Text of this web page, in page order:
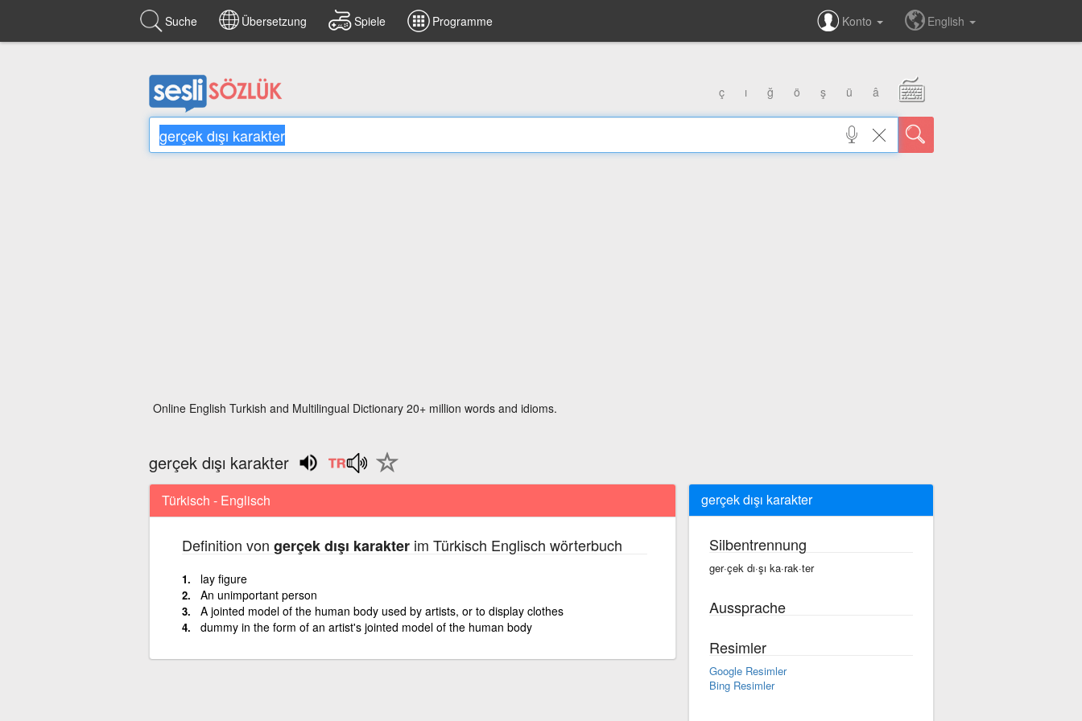
Suche Übersetzung Spiele Programme Konto English
ç ı ğ ö ş ü â
Online English Turkish and Multilingual Dictionary 20+ million words and idioms.
gerçek dışı karakter
Türkisch - Englisch
Definition von gerçek dışı karakterim Türkisch Englisch wörterbuch
lay figure
An unimportant person
A jointed model of the human body used by artists, or to display clothes
dummy in the form of an artist's jointed model of the human body
gerçek dışı karakter
Silbentrennung
ger·çek dı·şı ka·rak·ter
Aussprache
Resimler
Google Resimler
Bing Resimler